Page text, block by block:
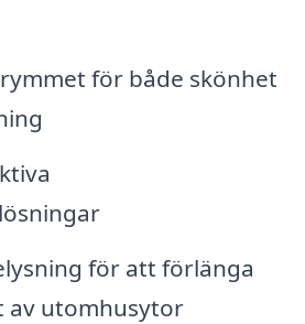
för både skönhet
för att förlänga
utomhusytor